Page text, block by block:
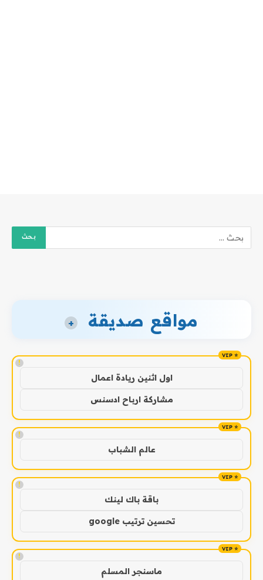
مواقع صديقة +
!
اول اثنين ريادة اعمال
مشاركة ارباح ادسنس
!
عالم الشباب
!
باقة باك لينك
تحسين ترتيب google
!
ماسنجر المسلم